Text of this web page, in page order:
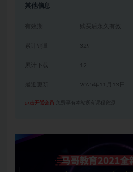
其他信息
有效期 购买后永久有效
累计销量 329
累计下载 12
2025年11月13日
点击开通会员 免费享有本站所有课程资源